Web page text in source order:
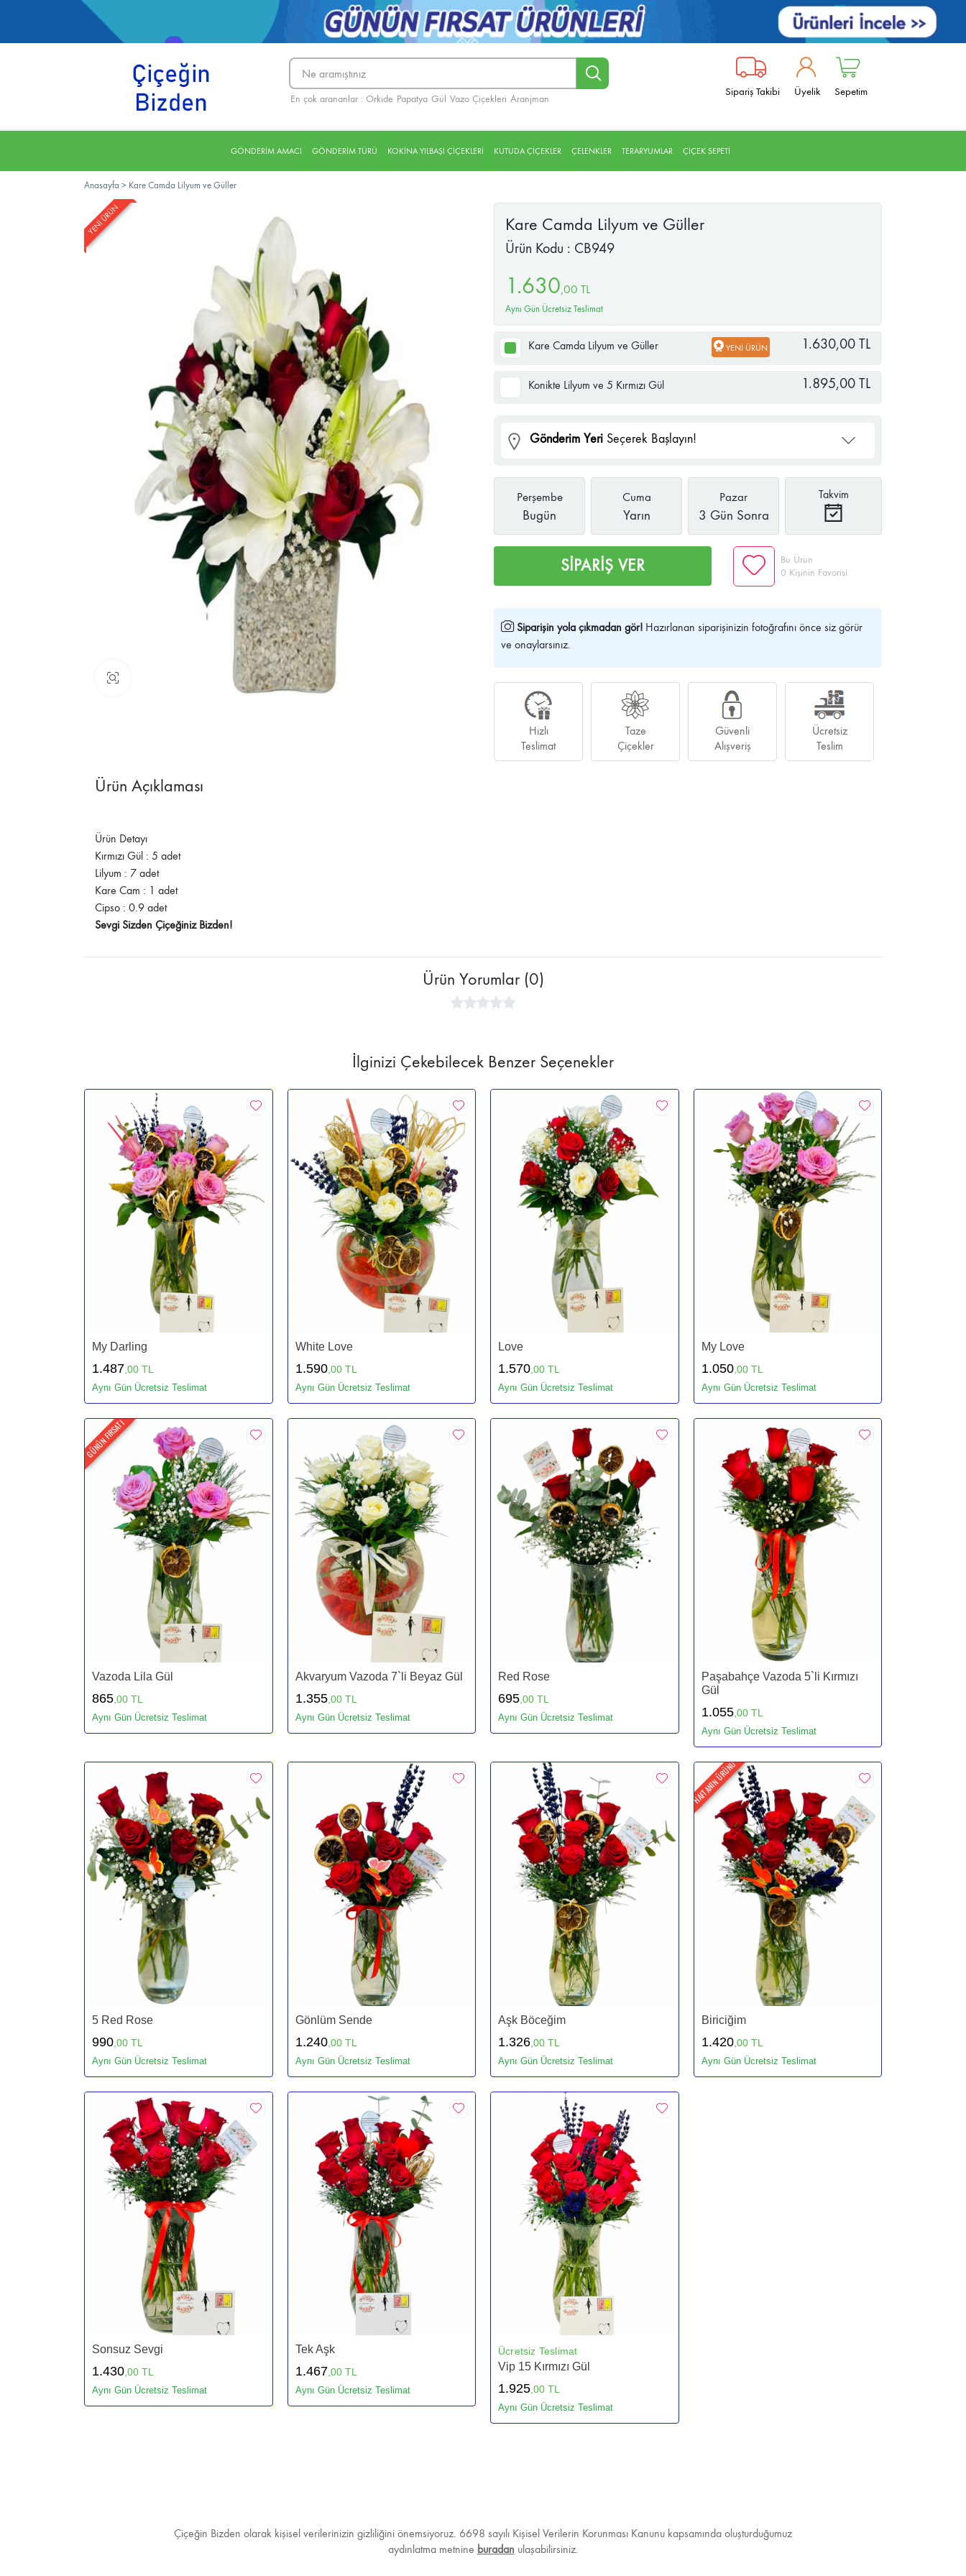
En çok arananlar : Orkide Papatya Gül Vazo Çiçekleri Aranjman
Sipariş Takibi Üyelik Sepetim
GÖNDERİM AMACI GÖNDERİM TÜRÜ KOKİNA YILBAŞI ÇİÇEKLERİ KUTUDA ÇİÇEKLER ÇELENKLER TERARYUMLAR ÇİÇEK SEPETİ
Anasayfa > Kare Camda Lilyum ve Güller
YENİ ÜRÜN Kare Camda Lilyum ve Güller
Ürün Kodu : CB949
1.630,00 TL
Aynı Gün Ücretsiz Teslimat
Kare Camda Lilyum ve Güller YENİ ÜRÜN 1.630,00 TL
Konikte Lilyum ve 5 Kırmızı Gül 1.895,00 TL
Gönderim Yeri Seçerek Başlayın!
Perşembe
Bugün
Cuma
Yarın
Pazar
3 Gün Sonra
Takvim
SİPARİŞ VER
Bu Ürün
0 Kişinin Favorisi
Siparişin yola çıkmadan gör! Hazırlanan siparişinizin fotoğrafını önce siz görür
ve onaylarsınız.
Hızlı
Teslimat
Taze
Çiçekler
Güvenli
Alışveriş
Ücretsiz
Teslim
Ürün Açıklaması
Ürün Detayı
Kırmızı Gül : 5 adet
Lilyum : 7 adet
Kare Cam : 1 adet
Cipso : 0.9 adet
Sevgi Sizden Çiçeğiniz Bizden!
Ürün Yorumlar (0)
İlginizi Çekebilecek Benzer Seçenekler
My Darling
1.487,00 TL
Aynı Gün Ücretsiz Teslimat
White Love
1.590,00 TL
Aynı Gün Ücretsiz Teslimat
Love
1.570,00 TL
Aynı Gün Ücretsiz Teslimat
My Love
1.050,00 TL
Aynı Gün Ücretsiz Teslimat
GÜNÜN FIRSATI
Vazoda Lila Gül
865 ,00 TL
Aynı Gün Ücretsiz Teslimat
Akvaryum Vazoda 7`li Beyaz Gül
1.355,00 TL
Aynı Gün Ücretsiz Teslimat
Red Rose
695 ,00 TL
Aynı Gün Ücretsiz Teslimat
Paşabahçe Vazoda 5`li Kırmızı
Gül
1.055,00 TL
Aynı Gün Ücretsiz Teslimat
5 Red Rose
990 ,00 TL
Aynı Gün Ücretsiz Teslimat
Gönlüm Sende
1.240,00 TL
Aynı Gün Ücretsiz Teslimat
Aşk Böceğim
1.326 ,00 TL
Aynı Gün Ücretsiz Teslimat
HAFTANIN ÜRÜNÜ
Biriciğim
1.420,00 TL
Aynı Gün Ücretsiz Teslimat
Sonsuz Sevgi
1.430,00 TL
Aynı Gün Ücretsiz Teslimat
Tek Aşk
1.467,00 TL
Aynı Gün Ücretsiz Teslimat
Ücretsiz Teslimat
Vip 15 Kırmızı Gül
1.925,00 TL
Aynı Gün Ücretsiz Teslimat
Çiçeğin Bizden olarak kişisel verilerinizin gizliliğini önemsiyoruz. 6698 sayılı Kişisel Verilerin Korunması Kanunu kapsamında oluşturduğumuz
aydınlatma metnine buradan ulaşabilirsiniz.